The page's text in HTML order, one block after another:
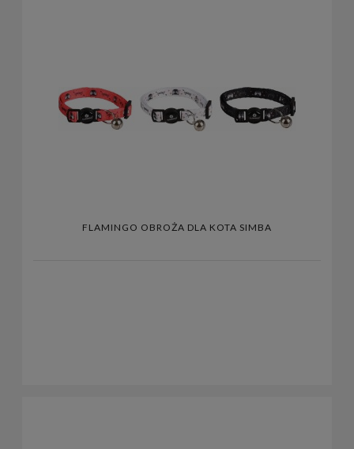
FLAMINGO OBROŻA DLA KOTA SIMBA